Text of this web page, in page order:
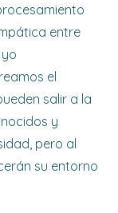
entre
el
salir a la
y
pero al
su entorno